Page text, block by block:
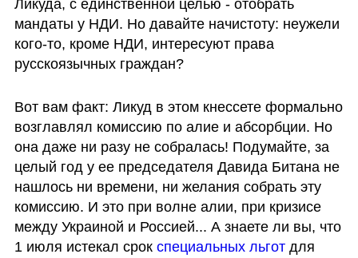
Ликуда, с единственной целью - отобрать
мандаты у НДИ. Но давайте начистоту: неужели
кого-то, кроме НДИ, интересуют права
русскоязычных граждан?
Вот вам факт: Ликуд в этом кнессете формально
возглавлял комиссию по алие и абсорбции. Но
она даже ни разу не собралась! Подумайте, за
целый год у ее председателя Давида Битана не
нашлось ни времени, ни желания собрать эту
комиссию. И это при волне алии, при кризисе
между Украиной и Россией... А знаете ли вы, что
1 июля истекал срок специальных льгот для